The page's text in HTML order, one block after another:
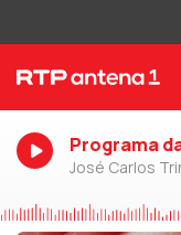
Programa
José Carlos